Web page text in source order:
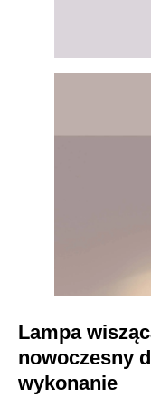
Lampa
nowoczesny
wykonanie